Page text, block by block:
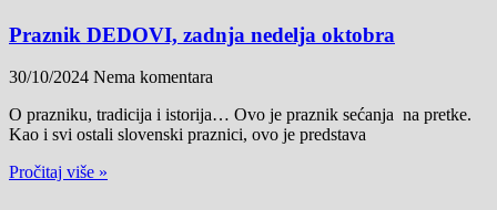
Praznik DEDOVI, zadnja nedelja oktobra
30/10/2024 Nema komentara
O prazniku, tradicija i istorija… Ovo je praznik sećanja na pretke.
Kao i svi ostali slovenski praznici, ovo je predstava
Pročitaj više »